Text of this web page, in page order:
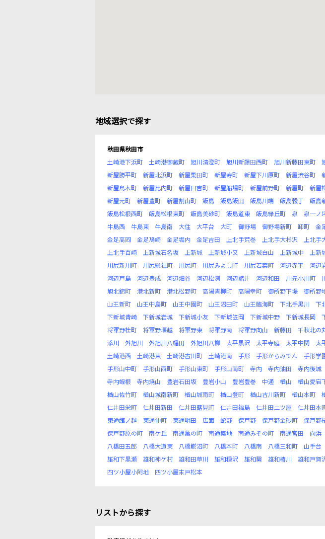
地域選択で探す
秋田県秋田市
土崎港下浜町
土崎港御蔵町 旭川清澄町 旭川新藤田西町 旭川新藤田東町
新屋勝平町
新屋北浜町 新屋栗田町 新屋寿町 新屋下川原町 新屋渋谷町
新屋鳥木町
新屋比内町 新屋日吉町 新屋船場町 新屋前野町 新屋町 新屋
新屋元町
新屋豊町 新屋割山町 飯島 飯島飯田 飯島川端 飯島穀丁 飯島
飯島松根西町
飯島松根東町 飯島美砂町 飯島道東 飯島緑丘町 泉 泉一ノ
牛島西
牛島東 牛島南 大住 大平台 大町 御野場 御野場新町 卸町 金
金足高岡
金足鳰崎 金足堀内 金足吉田 上北手荒巻 上北手大杉沢 上北手
上北手百崎
上新城石名坂 上新城 上新城小又 上新城白山 上新城中 上新
川尻新川町
川尻総社町 川尻町 川尻みよし町 川尻若葉町 河辺赤平 河辺
河辺戸島
河辺豊成 河辺畑谷 河辺松渕 河辺諸井 河辺和田 川元小川町
旭北錦町
港北新町 港北松野町 高陽青柳町 高陽幸町 御所野下堤 御所野
山王新町
山王中島町 山王中園町 山王沼田町 山王臨海町 下北手黒川 下
下新城青崎
下新城岩城 下新城小友 下新城笠岡 下新城中野 下新城長岡
将軍野桂町
将軍野堰越 将軍野東 将軍野南 将軍野向山 新藤田 千秋北の
添川
外旭川 外旭川八幡田 外旭川八柳 太平黒沢 太平寺庭 太平中関 太
土崎港西
土崎港東 土崎港古川町 土崎港南 手形 手形からみでん 手形学
手形山中町
手形山西町 手形山東町 手形山南町 寺内 寺内油田 寺内後城
寺内蛭根
寺内焼山 豊岩石田坂 豊岩小山 豊岩豊巻 中通 楢山 楢山愛宕
楢山佐竹町
楢山城南新町 楢山城南町 楢山登町 楢山古川新町 楢山本町
仁井田栄町
仁井田新田 仁井田蕗見町 仁井田福島 仁井田二ツ屋 仁井田本
東通館ノ越
東通仲町 東通明田 広面 蛇野 保戸野 保戸野金砂町 保戸野
保戸野原の町
南ケ丘 南通亀の町 南通築地 南通みその町 南通宮田 向浜
八橋田五郎
八橋大道東 八橋鯲沼町 八橋本町 八橋南 八橋三和町 山手台
雄和下黒瀬
雄和神ケ村 雄和田草川 雄和種沢 雄和繋 雄和椿川 雄和戸賀
四ツ小屋小阿地
四ツ小屋末戸松本
リストから探す